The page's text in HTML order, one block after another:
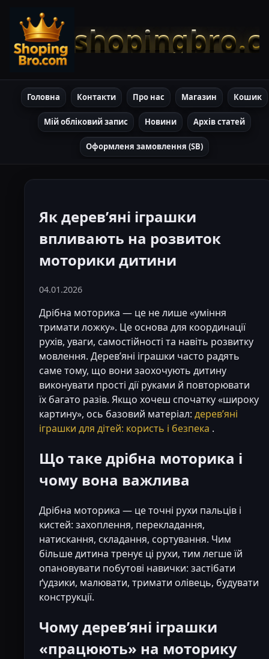
Головна Контакти Про нас Магазин Кошик
Мій обліковий запис Новини Архів статей
Оформленя замовлення (SB)
Як деревʼяні іграшки
впливають на розвиток
моторики дитини
04.01.2026
Дрібна моторика — це не лише «уміння
тримати ложку». Це основа для координації
рухів, уваги, самостійності та навіть розвитку
мовлення. Деревʼяні іграшки часто радять
саме тому, що вони заохочують дитину
виконувати прості дії руками й повторювати
їх багато разів. Якщо хочеш спочатку «широку
картину», ось базовий матеріал: деревʼяні
іграшки для дітей: користь і безпека .
Що таке дрібна моторика і
чому вона важлива
Дрібна моторика — це точні рухи пальців і
кистей: захоплення, перекладання,
натискання, складання, сортування. Чим
більше дитина тренує ці рухи, тим легше їй
опановувати побутові навички: застібати
ґудзики, малювати, тримати олівець, будувати
конструкції.
Чому деревʼяні іграшки
«працюють» на моторику